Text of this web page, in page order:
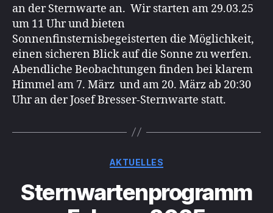
an der Sternwarte an. Wir starten am 29.03.25
um 11 Uhr und bieten
Sonnenfinsternisbegeisterten die Möglichkeit,
einen sicheren Blick auf die Sonne zu werfen.
Abendliche Beobachtungen finden bei klarem
Himmel am 7. März und am 20. März ab 20:30
Uhr an der Josef Bresser-Sternwarte statt.
Kategorien
AKTUELLES
Sternwartenprogramm